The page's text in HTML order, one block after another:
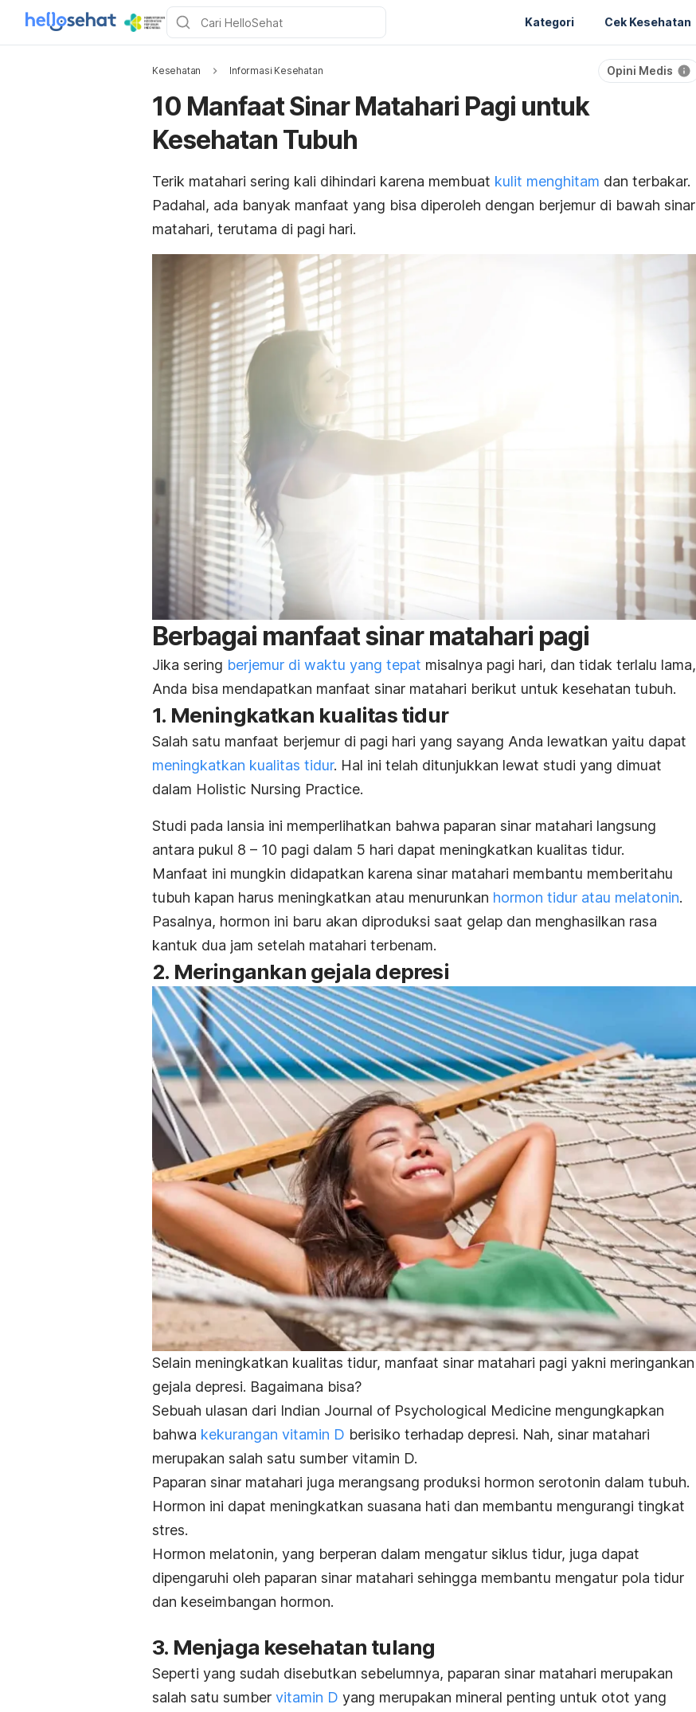
Kategori Cek Kesehatan
Kesehatan Informasi Kesehatan Opini Medis
10 Manfaat Sinar Matahari Pagi untuk
Kesehatan Tubuh
Terik matahari sering kali dihindari karena membuat kulit menghitam dan terbakar.
Padahal, ada banyak manfaat yang bisa diperoleh dengan berjemur di bawah sinar
matahari, terutama di pagi hari.
Berbagai manfaat sinar matahari pagi
Jika sering berjemur di waktu yang tepat misalnya pagi hari, dan tidak terlalu lama,
Anda bisa mendapatkan manfaat sinar matahari berikut untuk kesehatan tubuh.
1. Meningkatkan kualitas tidur
Salah satu manfaat berjemur di pagi hari yang sayang Anda lewatkan yaitu dapat
meningkatkan kualitas tidur. Hal ini telah ditunjukkan lewat studi yang dimuat
dalam Holistic Nursing Practice.
Studi pada lansia ini memperlihatkan bahwa paparan sinar matahari langsung
antara pukul 8 – 10 pagi dalam 5 hari dapat meningkatkan kualitas tidur.
Manfaat ini mungkin didapatkan karena sinar matahari membantu memberitahu
tubuh kapan harus meningkatkan atau menurunkan hormon tidur atau melatonin.
Pasalnya, hormon ini baru akan diproduksi saat gelap dan menghasilkan rasa
kantuk dua jam setelah matahari terbenam.
2. Meringankan gejala depresi
Selain meningkatkan kualitas tidur, manfaat sinar matahari pagi yakni meringankan
gejala depresi. Bagaimana bisa?
Sebuah ulasan dari Indian Journal of Psychological Medicine mengungkapkan
bahwa kekurangan vitamin D berisiko terhadap depresi. Nah, sinar matahari
merupakan salah satu sumber vitamin D.
Paparan sinar matahari juga merangsang produksi hormon serotonin dalam tubuh.
Hormon ini dapat meningkatkan suasana hati dan membantu mengurangi tingkat
stres.
Hormon melatonin, yang berperan dalam mengatur siklus tidur, juga dapat
dipengaruhi oleh paparan sinar matahari sehingga membantu mengatur pola tidur
dan keseimbangan hormon.
3. Menjaga kesehatan tulang
Seperti yang sudah disebutkan sebelumnya, paparan sinar matahari merupakan
salah satu sumber vitamin D yang merupakan mineral penting untuk otot yang